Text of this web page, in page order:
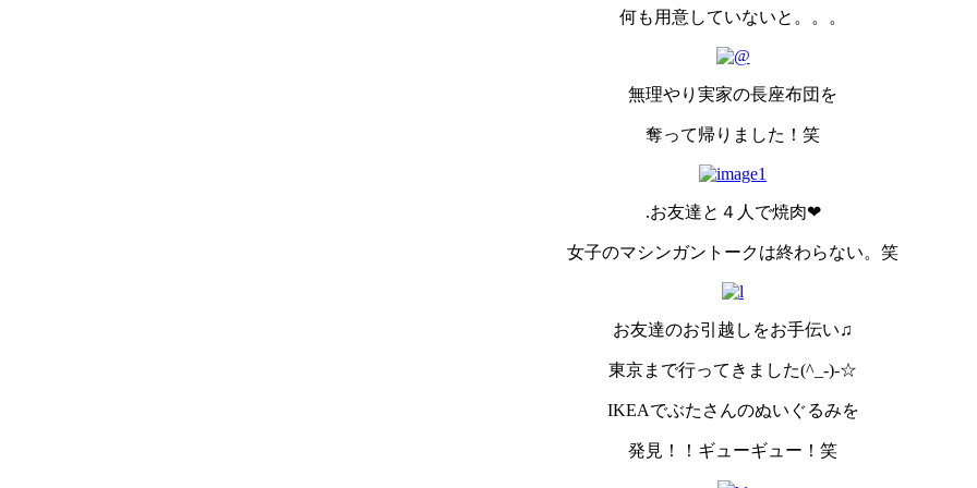
何も用意していないと。。。
無理やり実家の長座布団を
奪って帰りました！笑
.お友達と４人で焼肉❤
女子のマシンガントークは終わらない。笑
お友達のお引越しをお手伝い♫
東京まで行ってきました(^_-)-☆
IKEAでぶたさんのぬいぐるみを
発見！！ギューギュー！笑